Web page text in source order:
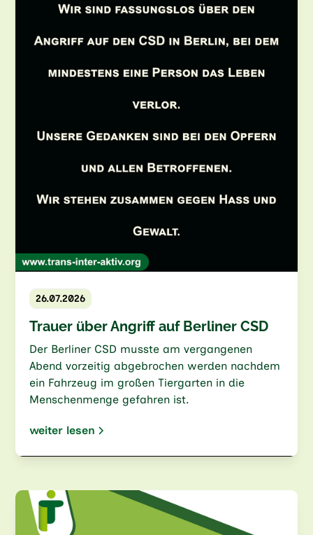
26.07.2026
Trauer über Angriff auf Berliner CSD
Der Berliner CSD musste am vergangenen
Abend vorzeitig abgebrochen werden nachdem
ein Fahrzeug im großen Tiergarten in die
Menschenmenge gefahren ist.
weiter lesen